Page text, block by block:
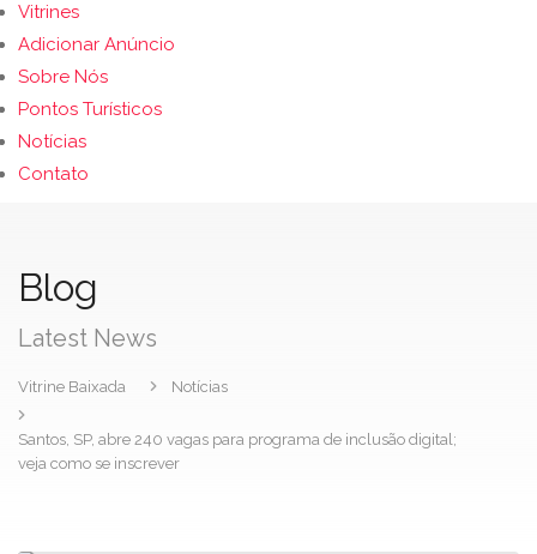
Vitrines
Adicionar Anúncio
Sobre Nós
Pontos Turísticos
Notícias
Contato
Blog
Latest News
Vitrine Baixada Notícias
Santos, SP, abre 240 vagas para programa de inclusão digital;
veja como se inscrever